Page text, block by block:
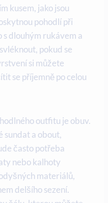
kusem, jako jsou
pohodlí při
dlouhým rukávem a
pokud se
si můžete
se příjemně po celou
outfitu je obuv.
sundat a obout,
často potřeba
nebo kalhoty
materiálů,
delšího sezení.